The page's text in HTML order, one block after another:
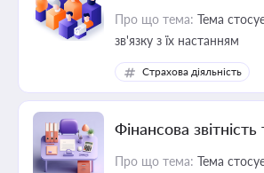
Про що тема: Тема
зв'язку з їх настанням
Страхова діяльність
Фінансова
Про що тема: Тема